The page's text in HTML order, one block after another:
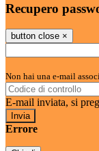
Recupero
button close ×
Non hai una e-mail
E-mail inviata, si
Errore